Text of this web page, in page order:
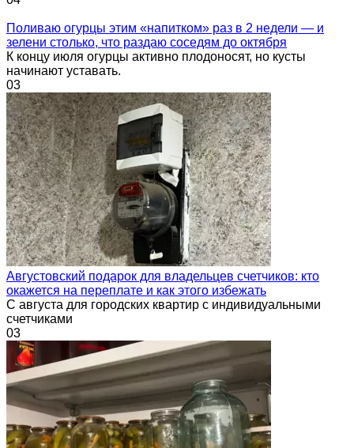
Поливаю огурцы этим «напитком» раз в 2 недели — и
зелени столько, что раздаю соседям до октября
К концу июля огурцы активно плодоносят, но кусты
начинают уставать.
03
Августовский подарок для владельцев счетчиков: кто
окажется на переплате и как этого избежать
С августа для городских квартир с индивидуальными
счетчиками
03